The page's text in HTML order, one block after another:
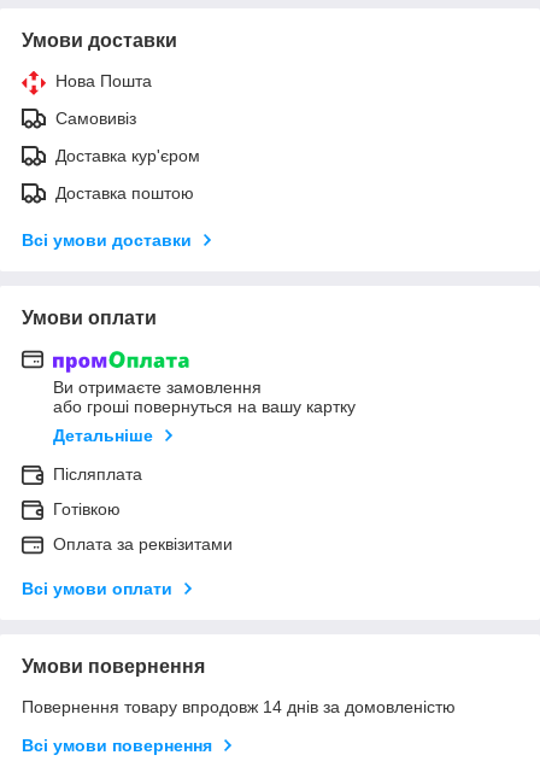
Умови доставки
Нова Пошта
Самовивіз
Доставка кур'єром
Доставка поштою
Всі умови доставки
Умови оплати
Ви отримаєте замовлення
або гроші повернуться на вашу картку
Детальніше
Післяплата
Готівкою
Оплата за реквізитами
Всі умови оплати
Умови повернення
Повернення товару впродовж 14 днів за домовленістю
Всі умови повернення